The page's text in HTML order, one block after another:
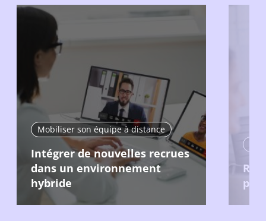
Mobiliser son équipe à distance
Intégrer de nouvelles recrues
dans un environnement
hybride